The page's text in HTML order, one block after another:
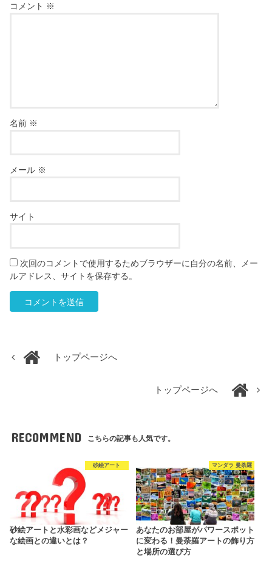
コメント ※
名前 ※
メール ※
サイト
次回のコメントで使用するためブラウザーに自分の名前、メー
ルアドレス、サイトを保存する。
トップページへ
トップページへ
RECOMMEND こちらの記事も人気です。
砂絵アート
砂絵アートと水彩画などメジャー
な絵画との違いとは？
マンダラ 曼荼羅
あなたのお部屋がパワースポット
に変わる！曼荼羅アートの飾り方
と場所の選び方